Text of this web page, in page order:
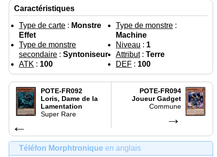
Caractéristiques
Type de carte : Monstre
Effet
Type de monstre :
Machine
Type de monstre
secondaire : Syntoniseur
Niveau : 1
Attribut: Terre
ATK : 100 DEF : 100
POTE-FR092
Loris, Dame de la
Lamentation
Super Rare
←
POTE-FR094
Joueur Gadget
Commune
→
Téléfon Morphtronique en anglais